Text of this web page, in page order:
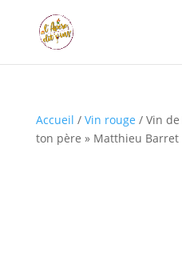
Accueil / Vin rouge / Vin de
ton père » Matthieu Barret